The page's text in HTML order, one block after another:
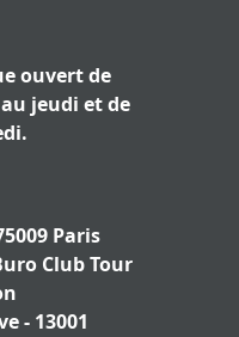
ouvert de
jeudi et de
Paris
Club Tour
- 13001